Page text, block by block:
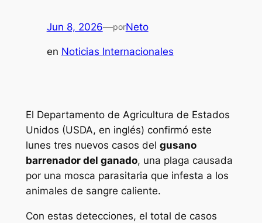
Jun 8, 2026—porNeto
en Noticias Internacionales
El Departamento de Agricultura de Estados
Unidos (USDA, en inglés) confirmó este
lunes tres nuevos casos del gusano
barrenador del ganado, una plaga causada
por una mosca parasitaria que infesta a los
animales de sangre caliente.
Con estas detecciones, el total de casos